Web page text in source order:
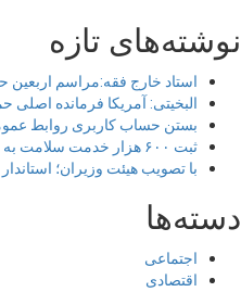
نوشته‌های تازه
استاد خارج فقه:مراسم
البخیتی: آمریکا فرمانده
بستن حساب کاربری روابط
ثبت ۶۰۰ هزار خدمت سلامت به زائران اربعین
با تصویب هیئت وزیران؛
دسته‌ها
اجتماعی
اقتصادی